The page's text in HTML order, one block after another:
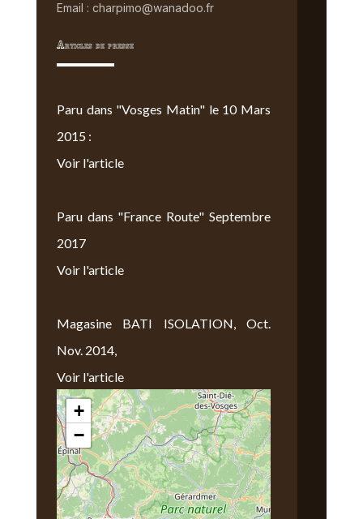
Email : charpimo@wanadoo.fr
Articles de presse
Paru dans "Vosges Matin" le 10 Mars
2015 :
Voir l'article
Paru dans "France Route" Septembre
2017
Voir l'article
Magasine BATI ISOLATION, Oct.
Nov. 2014,
Voir l'article
Nous Trouver
+
−